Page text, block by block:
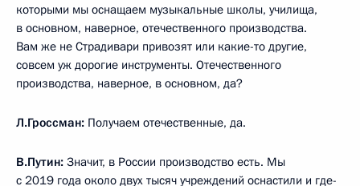
которыми мы оснащаем музыкальные школы, училища,
в основном, наверное, отечественного производства.
Вам же не Страдивари привозят или какие-то другие,
совсем уж дорогие инструменты. Отечественного
производства, наверное, в основном, да?
Л.Гроссман: Получаем отечественные, да.
В.Путин: Значит, в России производство есть. Мы
с 2019 года около двух тысяч учреждений оснастили и где-